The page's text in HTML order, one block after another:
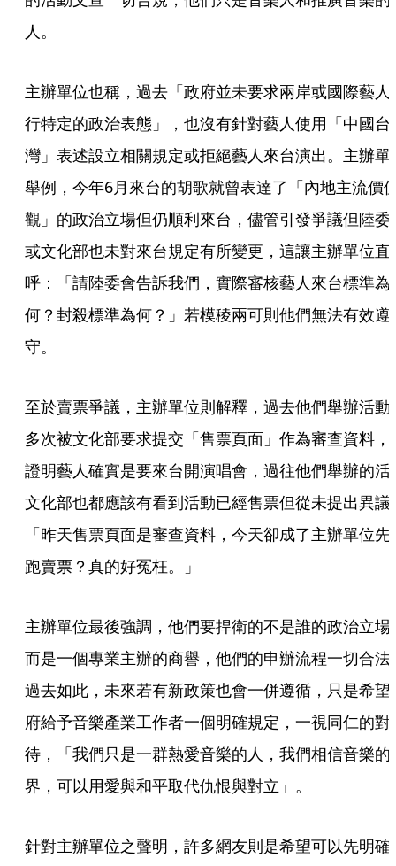
人。
主辦單位也稱，過去「政府並未要求兩岸或國際藝人
行特定的政治表態」，也沒有針對藝人使用「中國台
灣」表述設立相關規定或拒絕藝人來台演出。主辦單
舉例，今年6月來台的胡歌就曾表達了「內地主流價
觀」的政治立場但仍順利來台，儘管引發爭議但陸委
或文化部也未對來台規定有所變更，這讓主辦單位直
呼：「請陸委會告訴我們，實際審核藝人來台標準為
何？封殺標準為何？」若模稜兩可則他們無法有效遵
守。
至於賣票爭議，主辦單位則解釋，過去他們舉辦活動
多次被文化部要求提交「售票頁面」作為審查資料，
證明藝人確實是要來台開演唱會，過往他們舉辦的活
文化部也都應該有看到活動已經售票但從未提出異議
「昨天售票頁面是審查資料，今天卻成了主辦單位先
跑賣票？真的好冤枉。」
主辦單位最後強調，他們要捍衛的不是誰的政治立場
而是一個專業主辦的商譽，他們的申辦流程一切合法
過去如此，未來若有新政策也會一併遵循，只是希望
府給予音樂產業工作者一個明確規定，一視同仁的對
待，「我們只是一群熱愛音樂的人，我們相信音樂的
界，可以用愛與和平取代仇恨與對立」。
針對主辦單位之聲明，許多網友則是希望可以先明確